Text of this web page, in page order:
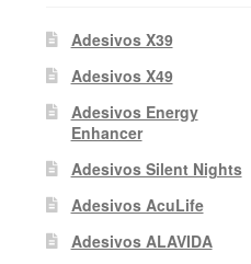
Adesivos X39
Adesivos X49
Adesivos Energy
Enhancer
Adesivos Silent Nights
Adesivos AcuLife
Adesivos ALAVIDA